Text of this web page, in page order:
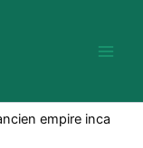
empire inca